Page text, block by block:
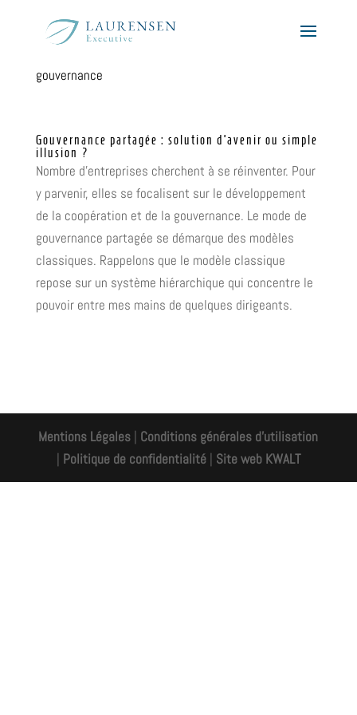
gouvernance
Gouvernance partagée : solution d’avenir ou simple
illusion ?
Nombre d’entreprises cherchent à se réinventer. Pour
y parvenir, elles se focalisent sur le développement
de la coopération et de la gouvernance. Le mode de
gouvernance partagée se démarque des modèles
classiques. Rappelons que le modèle classique
repose sur un système hiérarchique qui concentre le
pouvoir entre mes mains de quelques dirigeants.
Mentions Légales | Conditions générales d'utilisation
| Politique de confidentialité| Site web KWALT